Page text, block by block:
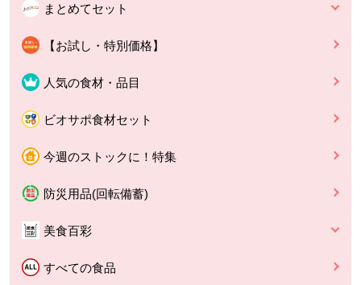
まとめてセット
【お試し・特別価格】
人気の食材・品目
ビオサポ食材セット
今週のストックに！特集
防災用品(回転備蓄)
美食百彩
すべての食品